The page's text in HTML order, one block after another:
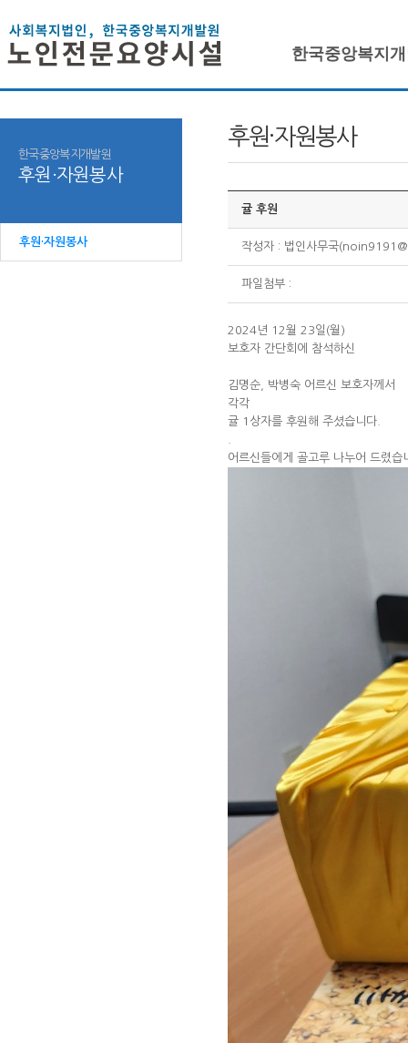
한국중앙복지
한국중앙복지개발원
후원·자원봉사
후원·자원봉사
후원·자원봉사
귤 후원
작성자 : 법인사무국
파일첨부 :
2024년 12월 23일(월)
보호자 간단회에 참석하신
김명순, 박병숙 어르신 보호자께서
각각
귤 1상자를 후원해 주셨습니다.
어르신들에게 골고루 나누어 드렸